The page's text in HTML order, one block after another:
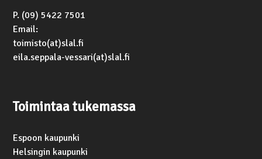
P. (09) 5422 7501
Email:
toimisto(at)slal.fi
eila.seppala-vessari(at)slal.fi
Toimintaa tukemassa
Espoon kaupunki
Helsingin kaupunki